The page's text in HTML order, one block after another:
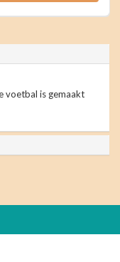
voetbal is gemaakt